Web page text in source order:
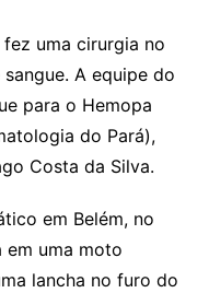
uma cirurgia no
A equipe do
para o Hemopa
do Pará),
Costa da Silva.
em Belém, no
em uma moto
lancha no furo do